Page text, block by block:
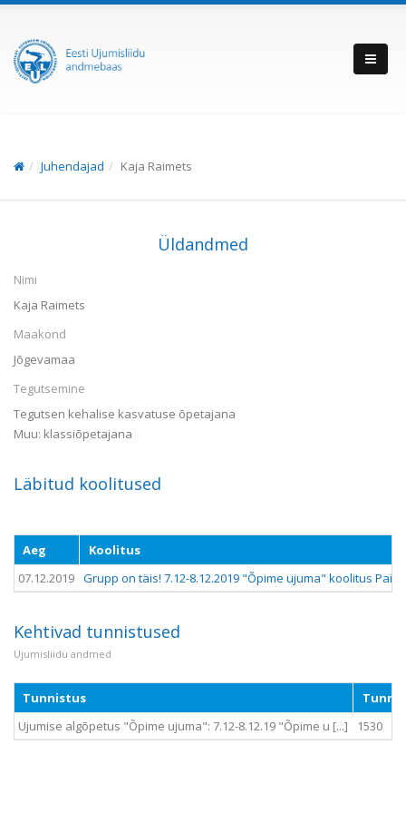
Juhendajad Kaja Raimets
Üldandmed
Nimi
Kaja Raimets
Maakond
Jõgevamaa
Tegutsemine
Tegutsen kehalise kasvatuse õpetajana
Muu: klassiõpetajana
Läbitud koolitused
Aeg
Koolitus
07.12.2019 Grupp on täis! 7.12-8.12.2019 "Õpime ujuma" koolitus
Kehtivad tunnistused
Ujumisliidu andmed
Tunnistus
Ujumise algõpetus "Õpime ujuma": 7.12-8.12.19 "Õpime u [...]
1530